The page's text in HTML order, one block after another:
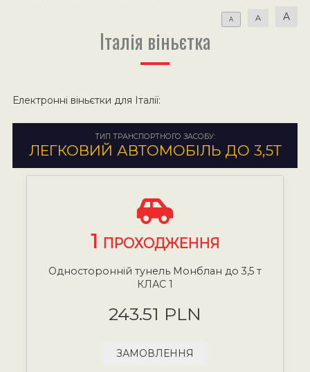
A A A
Італія віньєтка
Електронні віньєтки для Італії:
ТИП ТРАНСПОРТНОГО ЗАСОБУ:
ЛЕГКОВИЙ АВТОМОБІЛЬ ДО 3,5Т
1 ПРОХОДЖЕННЯ
Односторонній тунель Монблан до 3,5 т
КЛАС 1
243.51 PLN
ЗАМОВЛЕННЯ